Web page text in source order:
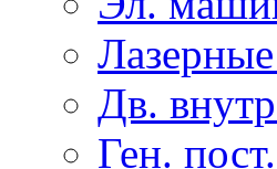
Дв.
Ген.